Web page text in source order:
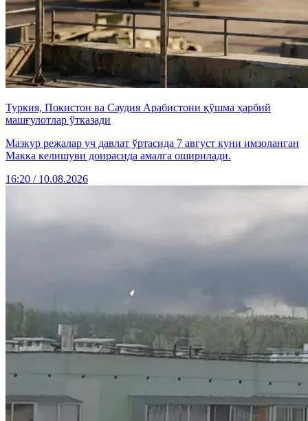
Туркия, Покистон ва Саудия Арабистони қўшма ҳарбий
машғулотлар ўтказади
Мазкур режалар уч давлат ўртасида 7 август куни имзоланган
Макка келишуви доирасида амалга оширилади.
16:20 / 10.08.2026